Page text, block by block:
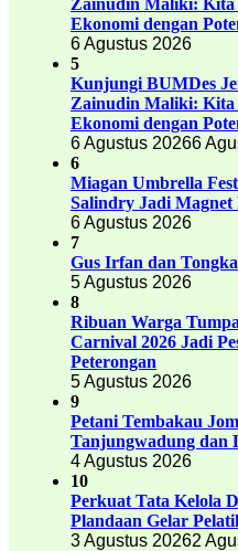
Ekonomi dengan
6 Agustus 2026
5
Kunjungi BUMDes
Zainudin Maliki:
Ekonomi dengan
6 Agustus 20266
6
Miagan Umbrella
Salindry Jadi
6 Agustus 2026
7
Gus Irfan dan
5 Agustus 2026
8
Ribuan Warga
Carnival 2026 Jadi
Peterongan
5 Agustus 2026
9
Petani Tembakau
Tanjungwadung dan
4 Agustus 2026
10
Perkuat Tata Kelola
Plandaan Gelar
3 Agustus 20262